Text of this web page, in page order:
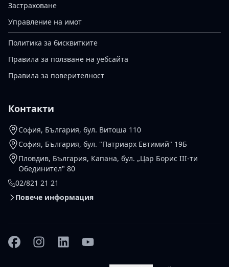
Застраховане
Управление на имот
Политика за бисквитките
Правила за ползване на уебсайта
Правила за поверителност
Контакти
София, България, бул. Витоша 110
София, България, бул. "Патриарх Евтимий" 19Б
Пловдив, България, Капана, бул. „Цар Борис III-ти
Обединител" 80
02/821 21 21
Повече информация
FacebookInstagramLinkedinYouTube